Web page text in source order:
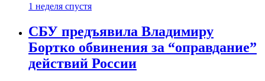
1 неделя спустя
СБУ предъявила Владимиру
Бортко обвинения за “оправдание”
действий России